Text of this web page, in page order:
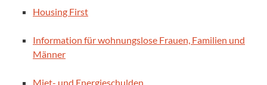
Housing First
Information für wohnungslose Frauen, Familien und
Männer
Miet- und Energieschulden